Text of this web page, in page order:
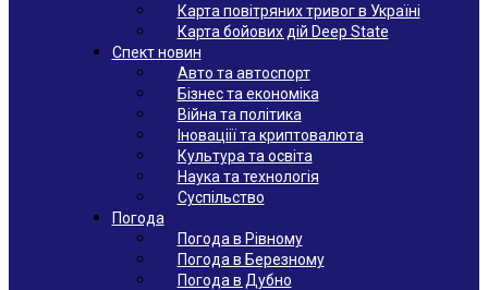
Карта повітряних тривог в Україні
Карта бойових дій Deep State
Спект новин
Авто та автоспорт
Бізнес та економіка
Війна та політика
Іноваціії та криптовалюта
Культура та освіта
Наука та технологія
Суспільство
Погода
Погода в Рівному
Погода в Березному
Погода в Дубно